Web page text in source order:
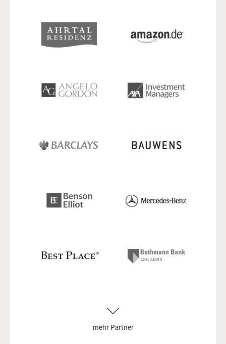
mehr Partner